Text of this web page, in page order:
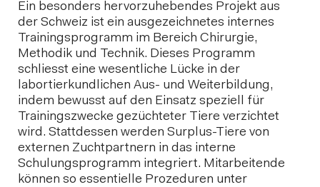
Ein besonders hervorzuhebendes Projekt aus
der Schweiz ist ein ausgezeichnetes internes
Trainingsprogramm im Bereich Chirurgie,
Methodik und Technik. Dieses Programm
schliesst eine wesentliche Lücke in der
labortierkundlichen Aus- und Weiterbildung,
indem bewusst auf den Einsatz speziell für
Trainingszwecke gezüchteter Tiere verzichtet
wird. Stattdessen werden Surplus-Tiere von
externen Zuchtpartnern in das interne
Schulungsprogramm integriert. Mitarbeitende
können so essentielle Prozeduren unter